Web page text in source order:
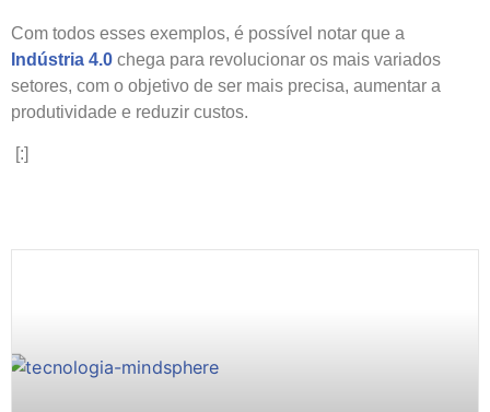
Com todos esses exemplos, é possível notar que a
Indústria 4.0 chega para revolucionar os mais variados
setores, com o objetivo de ser mais precisa, aumentar a
produtividade e reduzir custos.
[:]